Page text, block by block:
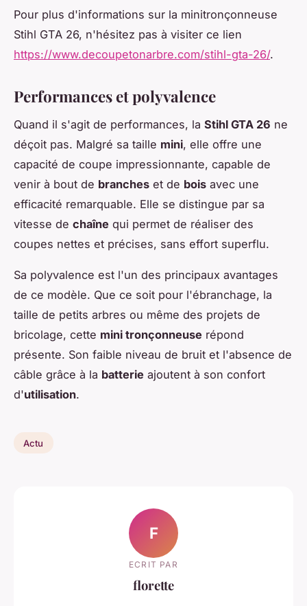
Pour plus d'informations sur la minitronçonneuse
Stihl GTA 26, n'hésitez pas à visiter ce lien
https://www.decoupetonarbre.com/stihl-gta-26/.
Performances et polyvalence
Quand il s'agit de performances, la Stihl GTA 26 ne
déçoit pas. Malgré sa taille mini, elle offre une
capacité de coupe impressionnante, capable de
venir à bout de branches et de bois avec une
efficacité remarquable. Elle se distingue par sa
vitesse de chaîne qui permet de réaliser des
coupes nettes et précises, sans effort superflu.
Sa polyvalence est l'un des principaux avantages
de ce modèle. Que ce soit pour l'ébranchage, la
taille de petits arbres ou même des projets de
bricolage, cette mini tronçonneuse répond
présente. Son faible niveau de bruit et l'absence de
câble grâce à la batterie ajoutent à son confort
d'utilisation.
Actu
F
ECRIT PAR
florette